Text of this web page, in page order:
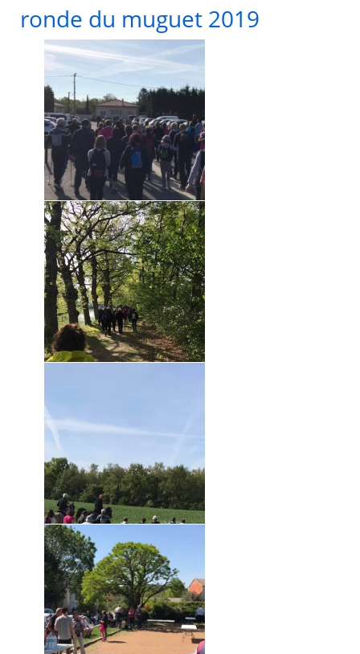
ronde du muguet 2019